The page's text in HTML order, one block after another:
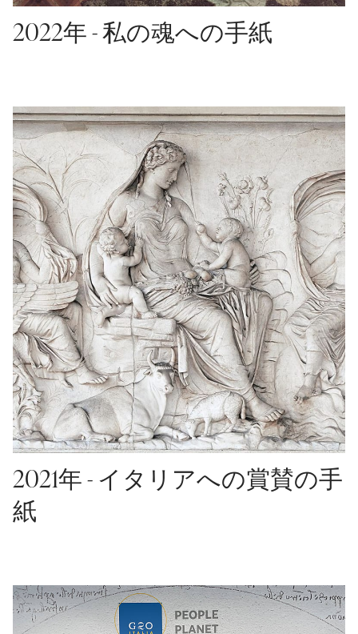
2022年 - 私の魂への手紙
2021年 - イタリアへの賞賛の手
紙